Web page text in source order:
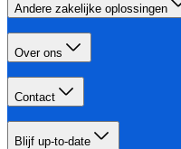
Andere zakelijke oplossingen
Over ons
Contact
Blijf up-to-date